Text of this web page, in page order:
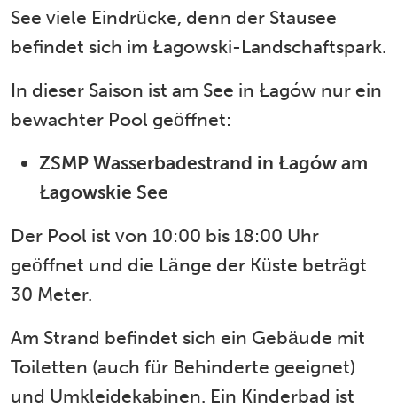
See viele Eindrücke, denn der Stausee
befindet sich im Łagowski-Landschaftspark.
In dieser Saison ist am See in Łagów nur ein
bewachter Pool geöffnet:
ZSMP Wasserbadestrand in Łagów am
Łagowskie See
Der Pool ist von 10:00 bis 18:00 Uhr
geöffnet und die Länge der Küste beträgt
30 Meter.
Am Strand befindet sich ein Gebäude mit
Toiletten (auch für Behinderte geeignet)
und Umkleidekabinen. Ein Kinderbad ist